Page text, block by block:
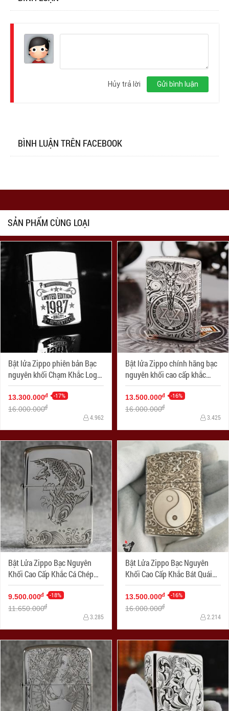
Gửi bình luận
Hủy trả lời
BÌNH LUẬN TRÊN FACEBOOK
SẢN PHẨM CÙNG LOẠI
Bật lửa Zippo phiên bản Bạc
nguyên khối Chạm Khắc Logo
Limited 1987 Bản Armor
13.300.000đ -17%
16.000.000đ
4.962
Bật lửa Zippo chính hãng bạc
nguyên khối cao cấp khắc
thiên thần bản armor
13.500.000đ -16%
16.000.000đ
3.425
Bật Lửa Zippo Bạc Nguyên
Khối Cao Cấp Khắc Cá Chép
Hóa Rồng Bản 1941
9.500.000đ -18%
11.650.000đ
3.285
Bật Lửa Zippo Bạc Nguyên
Khối Cao Cấp Khắc Bát Quái
Âm Dương Armor
13.500.000đ -16%
16.000.000đ
2.214